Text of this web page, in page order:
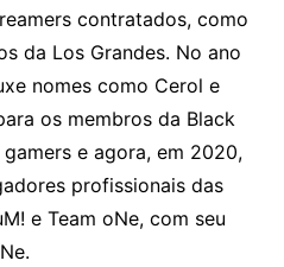
contratados, como
da Los Grandes. No ano
nomes como Cerol e
os membros da Black
e agora, em 2020,
profissionais das
e Team oNe, com seu